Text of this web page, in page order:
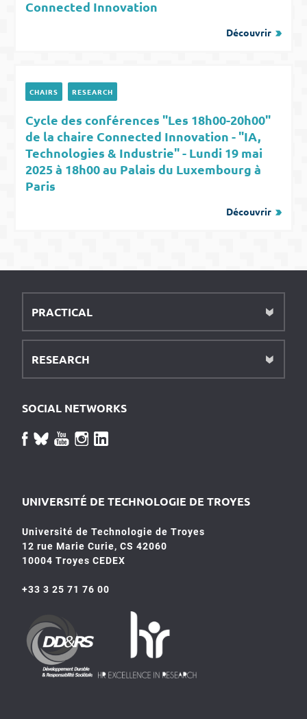
Connected Innovation
Découvrir
CHAIRS RESEARCH
Cycle des conférences "Les 18h00-20h00"
de la chaire Connected Innovation - "IA,
Technologies & Industrie" - Lundi 19 mai
2025 à 18h00 au Palais du Luxembourg à
Paris
Découvrir
PRACTICAL
RESEARCH
SOCIAL NETWORKS
UNIVERSITÉ DE TECHNOLOGIE DE TROYES
Université de Technologie de Troyes
12 rue Marie Curie, CS 42060
10004 Troyes CEDEX
+33 3 25 71 76 00